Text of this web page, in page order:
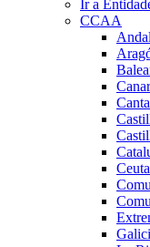
Ir a
CCAA
Ceuta